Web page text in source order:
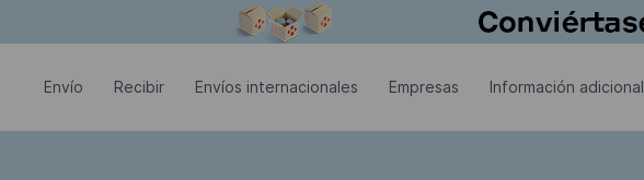
Envío Recibir Envíos internacionales Empresas Información adicional
La ventana modal está abierta